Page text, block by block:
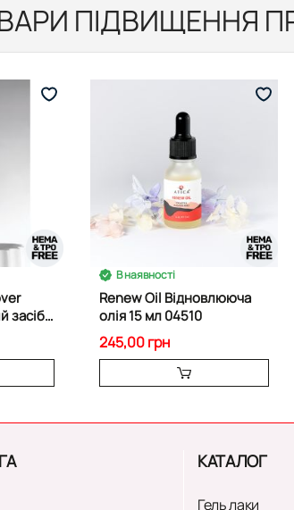
ПІДВИЩЕННЯ
засіб
85384
В наявності
Renew Oil Відновлююча
олія 15 мл 04510
245,00 грн
КАТАЛОГ
Гель лаки